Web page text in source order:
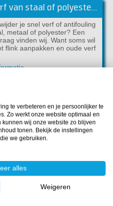
Hoe verwijder je snel verf van staal of polyester?
je snel verf of antifouling
metaal of polyester? Een
vinden wij. Want soms wil
flink aanpakken en oude verf
met polyester
in je boot versleten,
rot is, kun je deze beter
Gelukkig is dit een klus die
zelf kunt uitvoeren. Wij
te verbeteren en je persoonlijker te
Zo werkt onze website optimaal en
wij onze website zo blijven
tonen. Bekijk de instellingen
we gebruiken.
alles
Weigeren